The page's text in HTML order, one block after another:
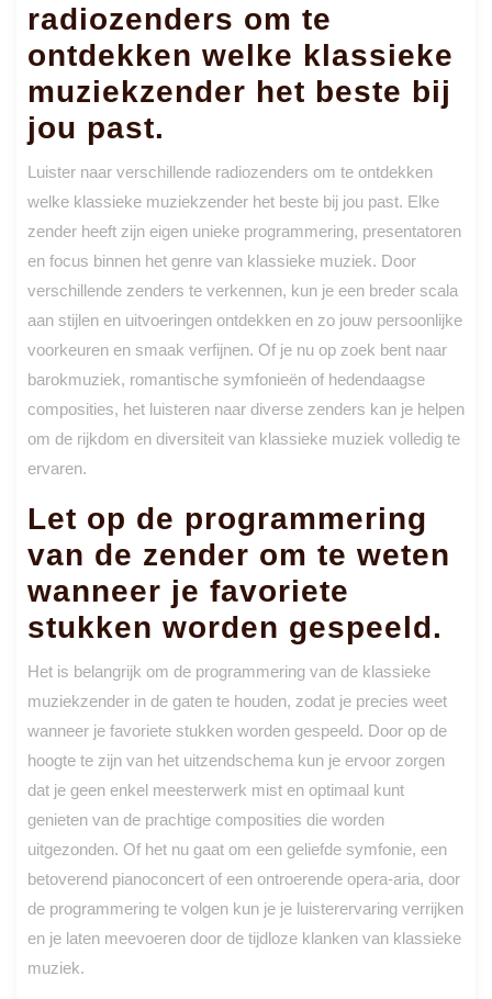
radiozenders om te
ontdekken welke klassieke
muziekzender het beste bij
jou past.
Luister naar verschillende radiozenders om te ontdekken
welke klassieke muziekzender het beste bij jou past. Elke
zender heeft zijn eigen unieke programmering, presentatoren
en focus binnen het genre van klassieke muziek. Door
verschillende zenders te verkennen, kun je een breder scala
aan stijlen en uitvoeringen ontdekken en zo jouw persoonlijke
voorkeuren en smaak verfijnen. Of je nu op zoek bent naar
barokmuziek, romantische symfonieën of hedendaagse
composities, het luisteren naar diverse zenders kan je helpen
om de rijkdom en diversiteit van klassieke muziek volledig te
ervaren.
Let op de programmering
van de zender om te weten
wanneer je favoriete
stukken worden gespeeld.
Het is belangrijk om de programmering van de klassieke
muziekzender in de gaten te houden, zodat je precies weet
wanneer je favoriete stukken worden gespeeld. Door op de
hoogte te zijn van het uitzendschema kun je ervoor zorgen
dat je geen enkel meesterwerk mist en optimaal kunt
genieten van de prachtige composities die worden
uitgezonden. Of het nu gaat om een geliefde symfonie, een
betoverend pianoconcert of een ontroerende opera-aria, door
de programmering te volgen kun je je luisterervaring verrijken
en je laten meevoeren door de tijdloze klanken van klassieke
muziek.